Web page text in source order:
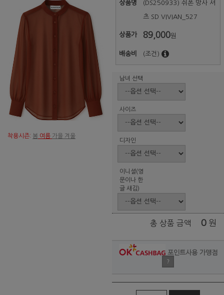
착용시즌: 봄 여름 가을 겨울
상품명 (DS250933) 쉬폰 망사 셔
츠 SD VIVIAN_527
상품가 89,000원
배송비 (조건)
남녀 선택
사이즈
디자인
이니셜(영
문이나 한
글 새김)
총 상품 금액 0 원
포인트사용 가맹점
?